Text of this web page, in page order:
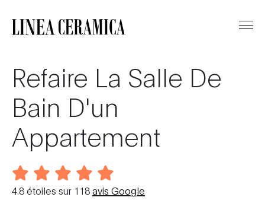
Refaire La Salle De
Bain D'un
Appartement
4.8étoiles sur 118avis Google